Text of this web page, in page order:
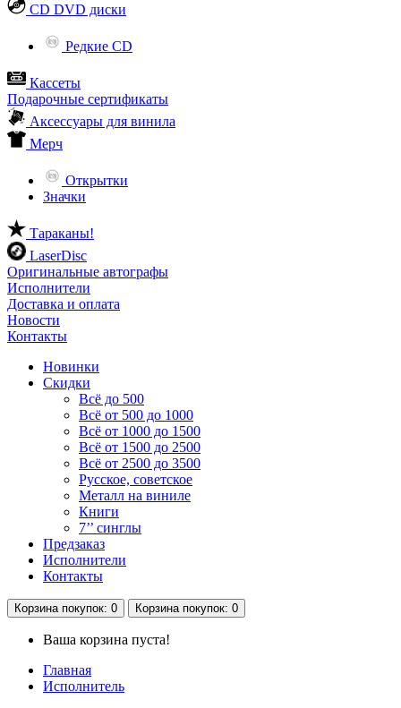
CD DVD диски
Редкие CD
Кассеты
Подарочные сертификаты
Аксессуары для винила
Мерч
Открытки
Значки
Тараканы!
LaserDisc
Оригинальные автографы
Исполнители
Доставка и оплата
Новости
Контакты
Новинки
Скидки
Всё до 500
Всё от 500 до 1000
Всё от 1000 до 1500
Всё от 1500 до 2500
Всё от 2500 до 3500
Русское, советское
Металл на виниле
Книги
7’’ синглы
Предзаказ
Исполнители
Контакты
Корзина покупок: 0 Корзина покупок: 0
Ваша корзина пуста!
Главная
Исполнитель